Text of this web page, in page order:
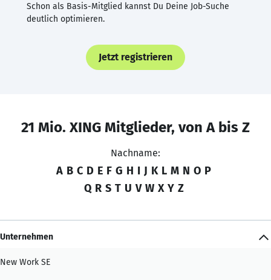
Schon als Basis-Mitglied kannst Du Deine Job-Suche
deutlich optimieren.
Jetzt registrieren
21 Mio. XING Mitglieder, von A bis Z
Nachname:
A B C D E F G H I J K L M N O P
Q R S T U V W X Y Z
Unternehmen
New Work SE